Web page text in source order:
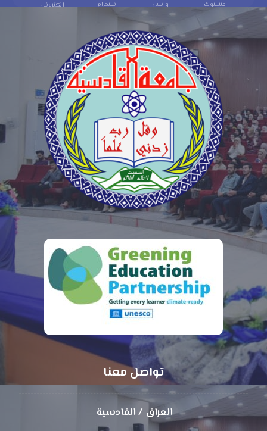
فيسبوك
واتس
تيليجرام
إلكتروني
تواصل معنا
العراق / القادسية